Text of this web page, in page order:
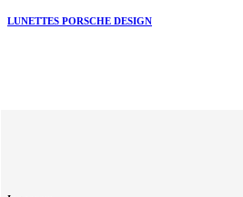
LUNETTES PORSCHE DESIGN